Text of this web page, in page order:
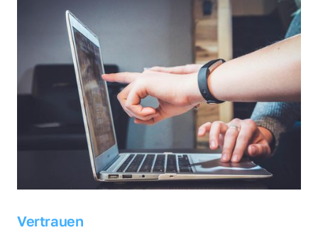
Vertrauen